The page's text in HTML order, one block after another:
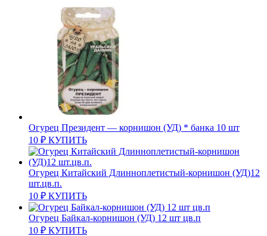
Огурец Президент — корнишон (УД) * банка 10 шт
10 ₽ КУПИТЬ
Огурец Китайский Длинноплетистый-корнишон (УД)12
шт.цв.п.
10 ₽ КУПИТЬ
Огурец Байкал-корнишон (УД) 12 шт цв.п
10 ₽ КУПИТЬ